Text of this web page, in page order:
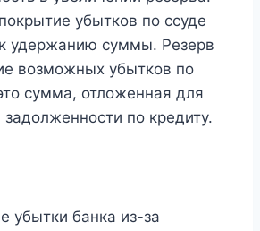
убытков по ссуде
к удержанию суммы. Резерв
возможных убытков по
сумма, отложенная для
по кредиту.
убытки банка из-за